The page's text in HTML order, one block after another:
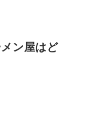
ン屋はど